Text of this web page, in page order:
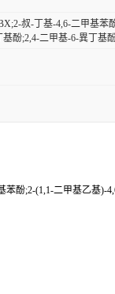
叔-丁基-4,6-二甲基苯
基酚;2,4-二甲基-6-異丁基
酚;2-(1,1-二甲基乙基